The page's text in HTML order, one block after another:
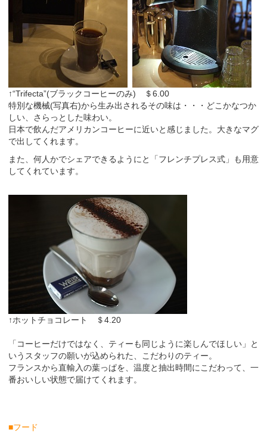
↑“Trifecta”(ブラックコーヒーのみ) ＄6.00
特別な機械(写真右)から生み出されるその味は・・・どこかなつか
しい、さらっとした味わい。
日本で飲んだアメリカンコーヒーに近いと感じました。大きなマグ
で出してくれます。
また、何人かでシェアできるようにと「フレンチプレス式」も用意
してくれています。
↑ホットチョコレート ＄4.20
「コーヒーだけではなく、ティーも同じように楽しんでほしい」と
いうスタッフの願いが込められた、こだわりのティー。
フランスから直輸入の葉っぱを、温度と抽出時間にこだわって、一
番おいしい状態で届けてくれます。
■フード